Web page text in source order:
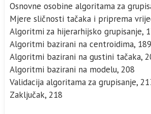
Osnovne osobine algoritama za
Mjere sličnosti tačaka i priprema
Algoritmi za hijerarhijsko grupisanje,
Algoritmi bazirani na centroidima, 189
Algoritmi bazirani na gustini tačaka,
Algoritmi bazirani na modelu, 208
Validacija algoritama za grupisanje,
Zaključak, 218